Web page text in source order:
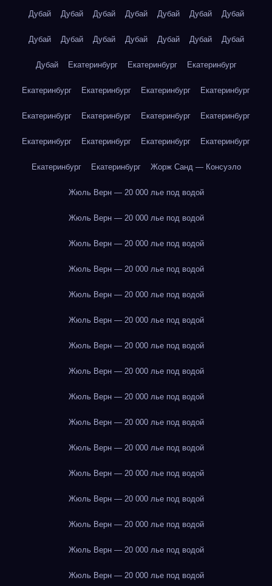
Дубай Дубай Дубай Дубай Дубай Дубай Дубай
Дубай Дубай Дубай Дубай Дубай Дубай Дубай
Дубай Екатеринбург Екатеринбург Екатеринбург
Екатеринбург Екатеринбург Екатеринбург Екатеринбург
Екатеринбург Екатеринбург Екатеринбург Екатеринбург
Екатеринбург Екатеринбург Екатеринбург Екатеринбург
Екатеринбург Екатеринбург Жорж Санд — Консуэло
Жюль Верн — 20 000 лье под водой
Жюль Верн — 20 000 лье под водой
Жюль Верн — 20 000 лье под водой
Жюль Верн — 20 000 лье под водой
Жюль Верн — 20 000 лье под водой
Жюль Верн — 20 000 лье под водой
Жюль Верн — 20 000 лье под водой
Жюль Верн — 20 000 лье под водой
Жюль Верн — 20 000 лье под водой
Жюль Верн — 20 000 лье под водой
Жюль Верн — 20 000 лье под водой
Жюль Верн — 20 000 лье под водой
Жюль Верн — 20 000 лье под водой
Жюль Верн — 20 000 лье под водой
Жюль Верн — 20 000 лье под водой
Жюль Верн — 20 000 лье под водой